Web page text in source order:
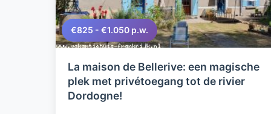
€825 - €1.050 p.w.
La maison de Bellerive: een magische
plek met privétoegang tot de rivier
Dordogne!